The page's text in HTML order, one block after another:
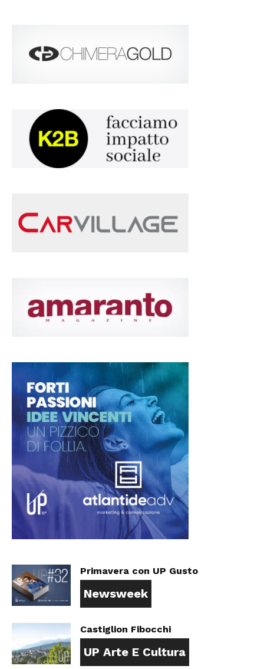
Primavera con UP Gusto
Newsweek
Castiglion Fibocchi
UP Arte E Cultura